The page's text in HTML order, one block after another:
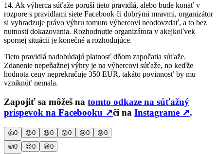
14. Ak výherca súťaže poruší tieto pravidlá, alebo bude konať v
rozpore s pravidlami siete Facebook či dobrými mravmi, organizátor
si vyhradzuje právo výhru tomuto výhercovi neodovzdať, a to bez
nutnosti dokazovania. Rozhodnutie organizátora v akejkoľvek
spornej situácii je konečné a rozhodujúce.
Tieto pravidlá nadobúdajú platnosť dňom započatia súťaže.
Zdanenie nepeňažnej výhry je na výhercovi súťaže, no keďže
hodnota ceny neprekračuje 350 EUR, takáto povinnosť by mu
vzniknúť nemala.
Zapojiť sa môžeš na tomto odkaze na súťažný
príspevok na Facebooku ↗či na Instagrame ↗.
👍0 😍0 😆0 😮0 😢0 😡0
👍0 😍0 😆0